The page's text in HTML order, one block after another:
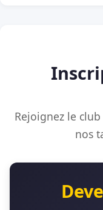
Rejoignez le
nos